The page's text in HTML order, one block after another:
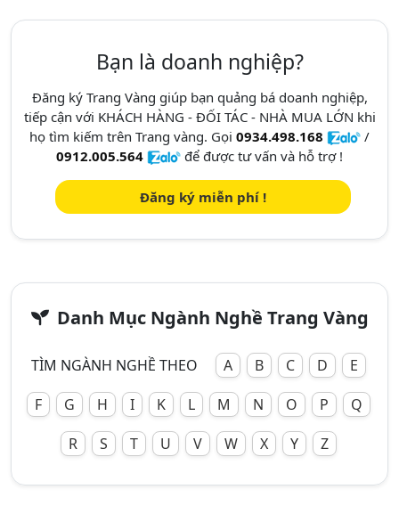
Bạn là doanh nghiệp?
Đăng ký Trang Vàng giúp bạn quảng bá doanh nghiệp,
tiếp cận với KHÁCH HÀNG - ĐỐI TÁC - NHÀ MUA LỚN khi
họ tìm kiếm trên Trang vàng. Gọi 0934.498.168
/
0912.005.564
để được tư vấn và hỗ trợ !
Đăng ký miễn phí !
Danh Mục Ngành Nghề Trang Vàng
TÌM NGÀNH NGHỀ THEO A B C D
E
F
G H I K L M N O P
Q
R
S T U V W X Y Z